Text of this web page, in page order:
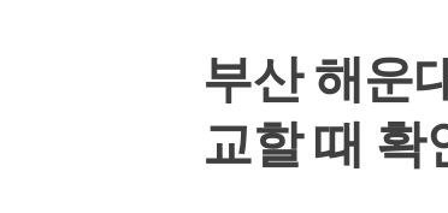
부산 해운
교할 때 확